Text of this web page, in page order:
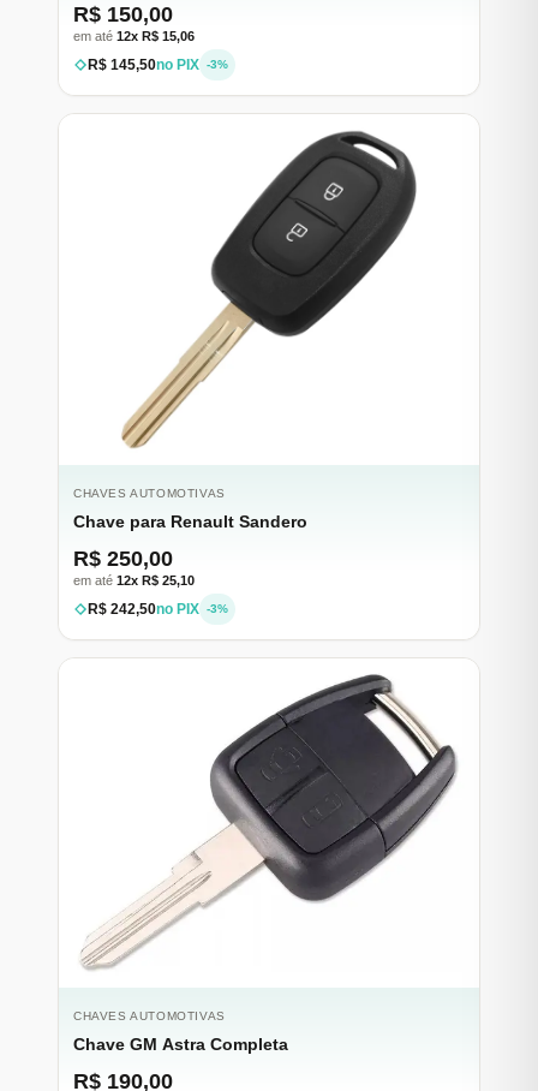
R$ 150,00
em até 12x R$ 15,06
R$ 145,50no PIX -3%
CHAVES AUTOMOTIVAS
Chave para Renault Sandero
R$ 250,00
em até 12x R$ 25,10
R$ 242,50no PIX -3%
CHAVES AUTOMOTIVAS
Chave GM Astra Completa
R$ 190,00